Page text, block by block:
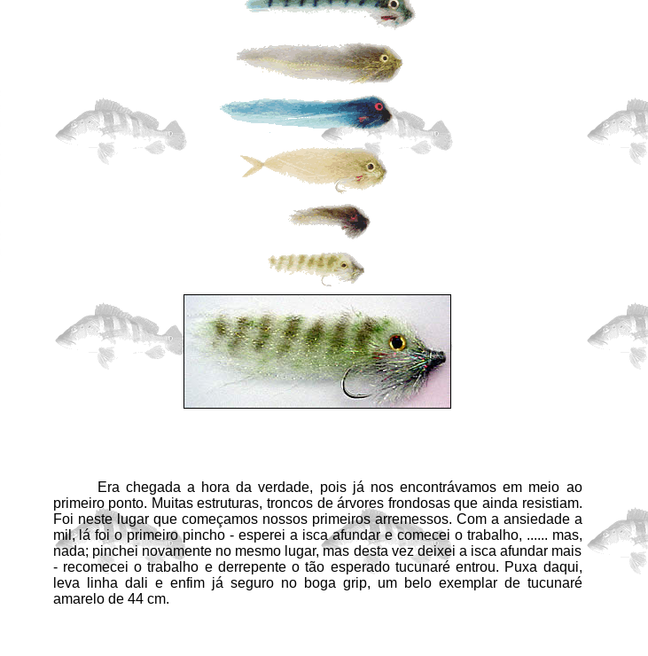
Era chegada a hora da verdade, pois já nos encontrávamos em meio ao
primeiro ponto. Muitas estruturas, troncos de árvores frondosas que ainda resistiam.
Foi neste lugar que começamos nossos primeiros arremessos. Com a ansiedade a
mil, lá foi o primeiro pincho - esperei a isca afundar e comecei o trabalho, ...... mas,
nada; pinchei novamente no mesmo lugar, mas desta vez deixei a isca afundar mais
- recomecei o trabalho e derrepente o tão esperado tucunaré entrou. Puxa daqui,
leva linha dali e enfim já seguro no boga grip, um belo exemplar de tucunaré
amarelo de 44 cm.